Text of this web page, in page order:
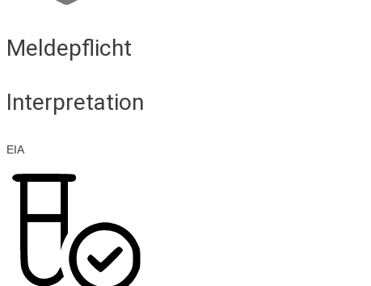
Meldepflicht
Interpretation
EIA